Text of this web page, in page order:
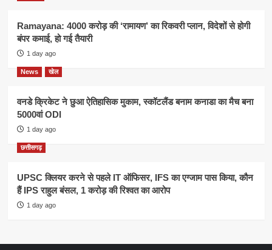
Ramayana: 4000 करोड़ की ‘रामायण’ का रिकवरी प्लान, विदेशों से होगी
बंपर कमाई, हो गई तैयारी
1 day ago
News खेल
वनडे क्रिकेट ने छुआ ऐतिहासिक मुकाम, स्कॉटलैंड बनाम कनाडा का मैच बना
5000वां ODI
1 day ago
छत्तीसगढ़
UPSC क्लियर करने से पहले IT ऑफिसर, IFS का एग्जाम पास किया, कौन
हैं IPS राहुल बंसल, 1 करोड़ की रिश्वत का आरोप
1 day ago